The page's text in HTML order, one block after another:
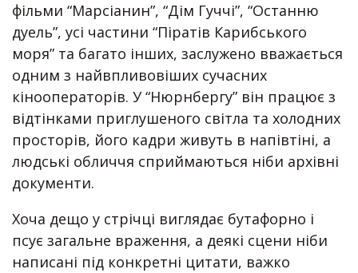
фільми “Марсіанин”, “Дім Гуччі”, “Останню
дуель”, усі частини “Піратів Карибського
моря” та багато інших, заслужено вважається
одним з найвпливовіших сучасних
кінооператорів. У “Нюрнбергу” він працює з
відтінками приглушеного світла та холодних
просторів, його кадри живуть в напівтіні, а
людські обличчя сприймаються ніби архівні
документи.
Хоча дещо у стрічці виглядає бутафорно і
псує загальне враження, а деякі сцени ніби
написані під конкретні цитати, важко